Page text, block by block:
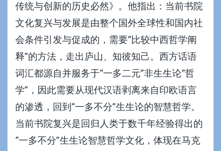
传统与创新的历史必然》。他指出：当前书院
文化复兴与发展是由整个国外全球性和国内社
会条件引发与促成的，需要“比较中西哲学阐
释”的方法，走出庐山、知彼知己。西方话语
词汇都源自并服务于“一多二元”非生生论“哲
学”，因此需要从现代汉语剥离来自印欧语言
的渗透，回到“一多不分”生生论的智慧哲学。
当前书院复兴是回归人类于数千年经验得出的
“一多不分”生生论智慧哲学文化，体现在马克